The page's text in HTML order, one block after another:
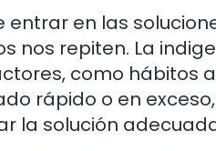
entrar en las
nos repiten. La
como hábitos
rápido o en
la solución